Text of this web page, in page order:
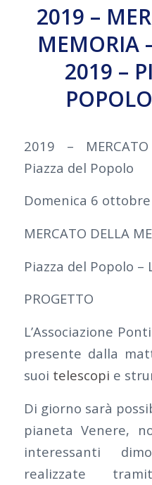
2019 –
MEMORIA
2019 –
2019 –
Piazza del Popolo
Domenica 6
MERCATO DELLA
Piazza del Popolo –
PROGETTO
L’Associazione
presente dalla
suoi telescopi e
Di giorno sarà
pianeta Venere,
interessanti
realizzate